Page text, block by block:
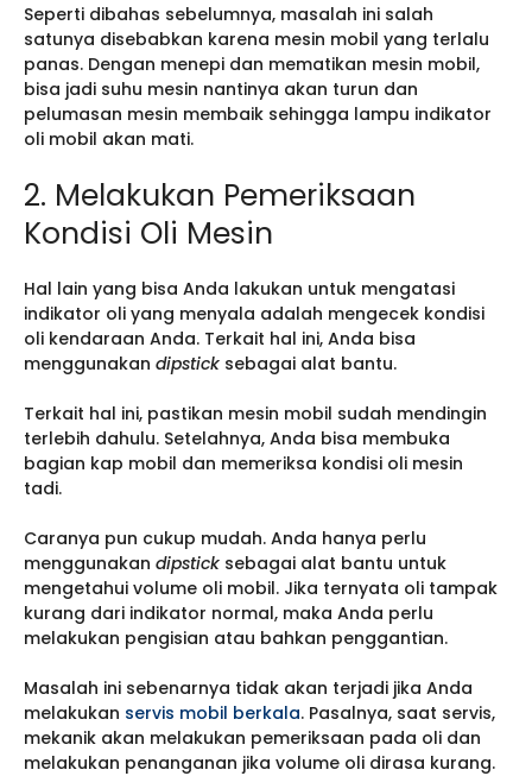
Seperti dibahas sebelumnya, masalah ini salah
satunya disebabkan karena mesin mobil yang terlalu
panas. Dengan menepi dan mematikan mesin mobil,
bisa jadi suhu mesin nantinya akan turun dan
pelumasan mesin membaik sehingga lampu indikator
oli mobil akan mati.
2. Melakukan Pemeriksaan
Kondisi Oli Mesin
Hal lain yang bisa Anda lakukan untuk mengatasi
indikator oli yang menyala adalah mengecek kondisi
oli kendaraan Anda. Terkait hal ini, Anda bisa
menggunakan dipstick sebagai alat bantu.
Terkait hal ini, pastikan mesin mobil sudah mendingin
terlebih dahulu. Setelahnya, Anda bisa membuka
bagian kap mobil dan memeriksa kondisi oli mesin
tadi.
Caranya pun cukup mudah. Anda hanya perlu
menggunakan dipstick sebagai alat bantu untuk
mengetahui volume oli mobil. Jika ternyata oli tampak
kurang dari indikator normal, maka Anda perlu
melakukan pengisian atau bahkan penggantian.
Masalah ini sebenarnya tidak akan terjadi jika Anda
melakukan servis mobil berkala. Pasalnya, saat servis,
mekanik akan melakukan pemeriksaan pada oli dan
melakukan penanganan jika volume oli dirasa kurang.